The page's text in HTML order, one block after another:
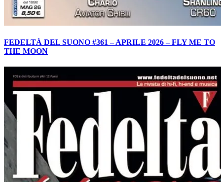
FEDELTÀ DEL SUONO #361 – APRILE 2026 – FLY ME TO
THE MOON